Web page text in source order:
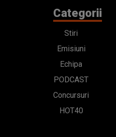
Categorii
Stiri
Emisiuni
Echipa
PODCAST
Concursuri
HOT40